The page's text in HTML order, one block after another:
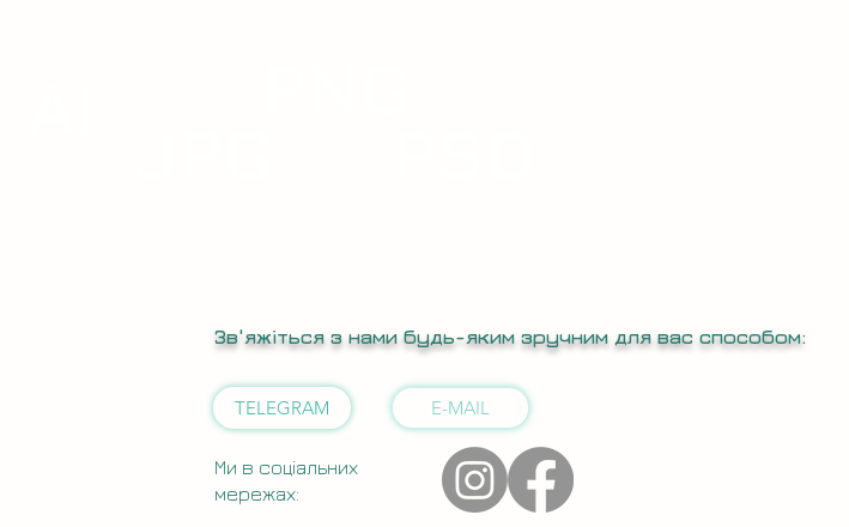
Зв'яжіться з нами будь-яким зручним для вас способом:
TELEGRAM E-MAIL
Ми в соціальних
мережах: